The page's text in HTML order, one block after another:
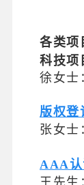
各类项
科技项
徐女士
版权登
张女
AAA认
王先